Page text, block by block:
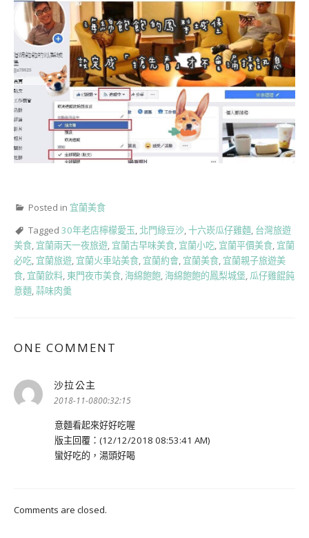
Posted in 宜蘭美食
Tagged 30年老店檸檬愛玉, 北門綠豆沙,十六崁瓜仔雞麵, 台灣旅遊
美食, 宜蘭兩天一夜旅遊, 宜蘭古早味美食, 宜蘭小吃, 宜蘭平價美食, 宜蘭
必吃, 宜蘭旅遊, 宜蘭火車站美食, 宜蘭約會, 宜蘭美食, 宜蘭親子旅遊美
食, 宜蘭飲料, 東門夜市美食, 海綿飽飽, 海綿飽飽的鳳梨城堡, 瓜仔雞餛飩
意麵,蒜味肉羹
ONE COMMENT
沙拉公主
示:
2018-11-0800:32:15
意麵看起來好好吃喔
版主回覆：(12/12/2018 08:53:41 AM)
蠻好吃的，湯頭好喝
Comments are closed.